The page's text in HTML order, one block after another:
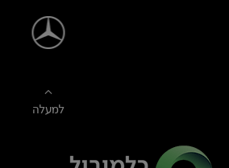
למעלה